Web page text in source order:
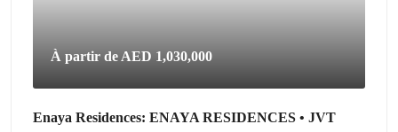
À partir de AED 1,030,000
Enaya Residences: ENAYA RESIDENCES • JVT